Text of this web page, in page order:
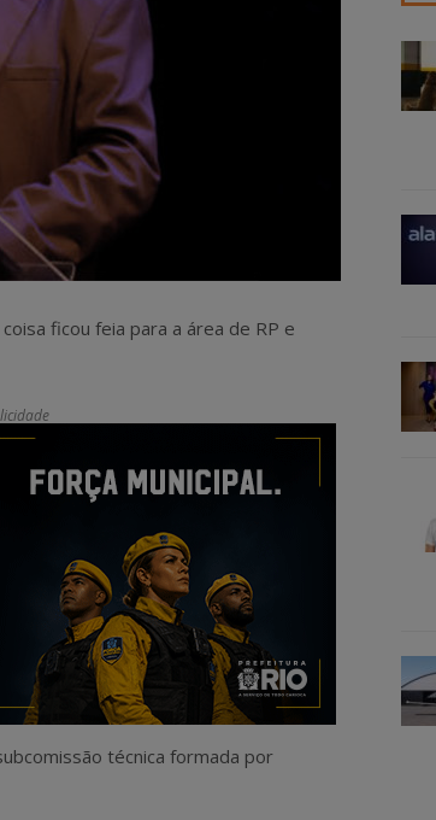
ficou feia para a área de RP e
técnica formada por